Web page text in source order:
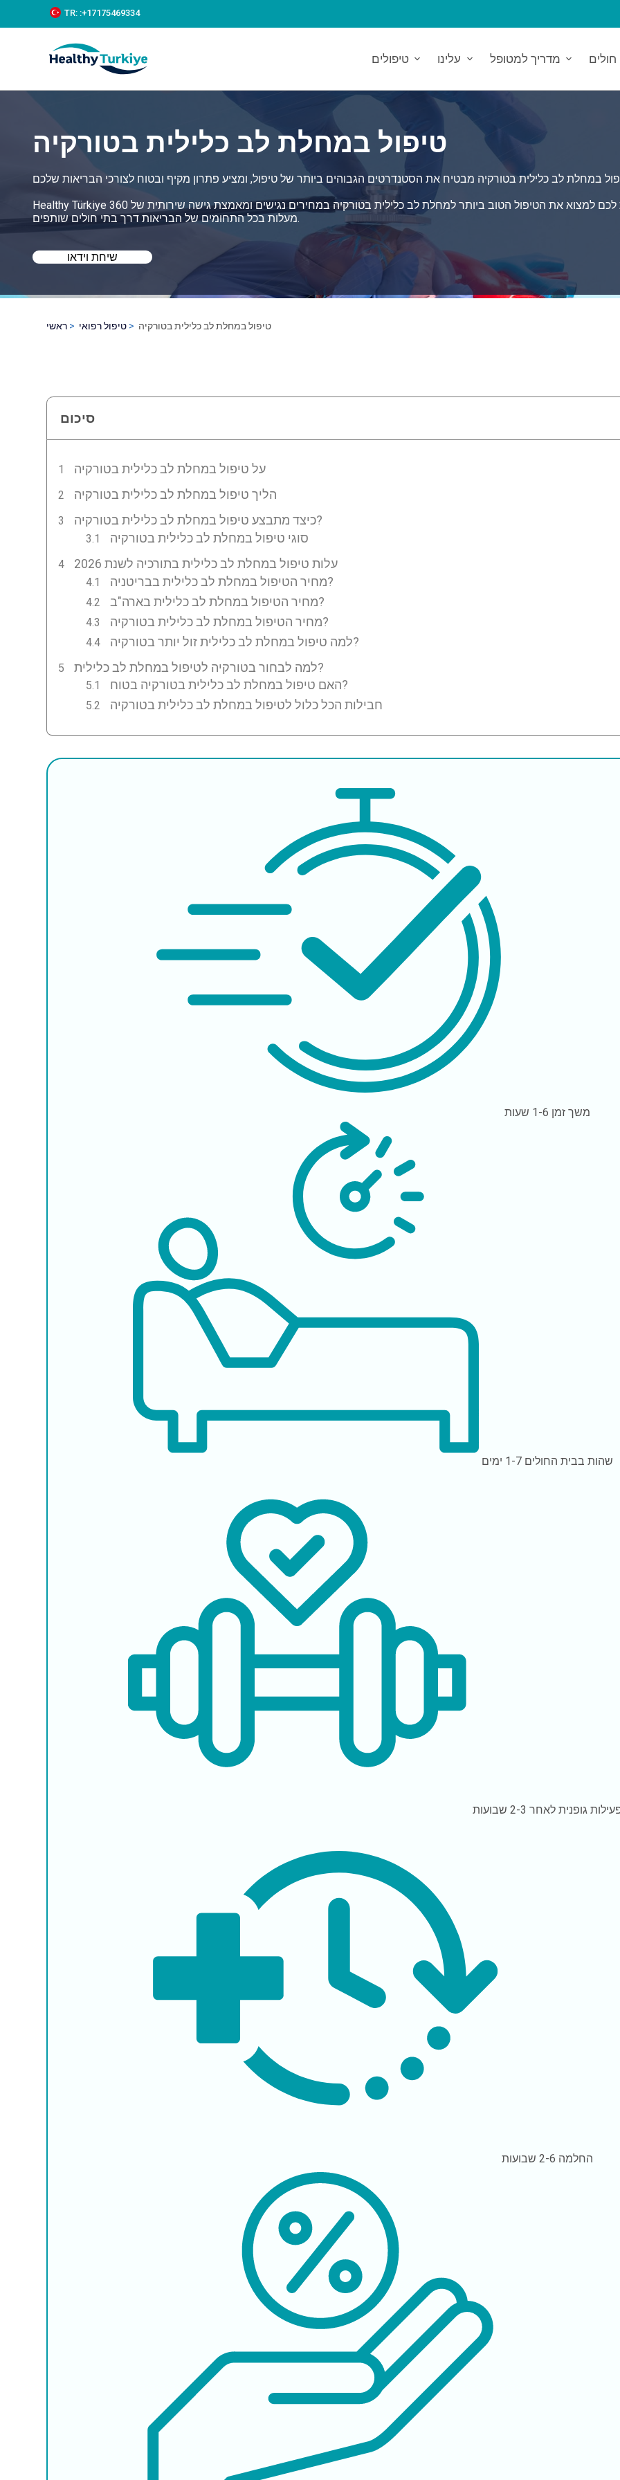
k
c
TR: :+‪17175469334‬
טיפולים עלינו מדריך למטופל
טיפול במחלת לב כלילית בטורקיה
Healthy Türkiye מסייעת לכם למצוא את הטיפול הטוב ביותר למחלת לב כלילית בטורקיה במחירים נגישים ומאמצת גישה שירותית של 360
מעלות בכל התחומים של הבריאות דרך בתי חולים שותפים.
שיחת וידאו
ראשי טיפול רפואי טיפול במחלת לב כלילית בטורקיה
סיכום
על טיפול במחלת לב כלילית בטורקיה
הליך טיפול במחלת לב כלילית בטורקיה
כיצד מתבצע טיפול במחלת לב כלילית בטורקיה?
סוגי טיפול במחלת לב כלילית בטורקיה
עלות טיפול במחלת לב כלילית בתורכיה לשנת 2026
מחיר הטיפול במחלת לב כלילית בבריטניה?
מחיר הטיפול במחלת לב כלילית בארה"ב?
מחיר הטיפול במחלת לב כלילית בטורקיה?
למה טיפול במחלת לב כלילית זול יותר בטורקיה?
למה לבחור בטורקיה לטיפול במחלת לב כלילית?
האם טיפול במחלת לב כלילית בטורקיה בטוח?
חבילות הכל כלול לטיפול במחלת לב כלילית בטורקיה
משך זמן 1-6 שעות
שהות בבית החולים 1-7 ימים
גופנית לאחר 2-3 שבועות
החלמה 2-6 שבועות